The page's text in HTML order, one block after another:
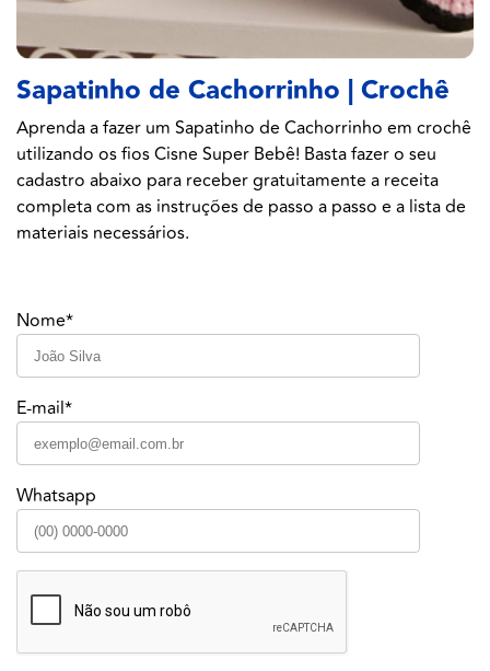
Sapatinho de Cachorrinho | Crochê
Aprenda a fazer um Sapatinho de Cachorrinho em crochê
utilizando os fios Cisne Super Bebê! Basta fazer o seu
cadastro abaixo para receber gratuitamente a receita
completa com as instruções de passo a passo e a lista de
materiais necessários.
Nome*
E-mail*
Whatsapp